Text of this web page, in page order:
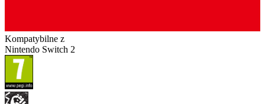
Kompatybilne z
Nintendo Switch 2